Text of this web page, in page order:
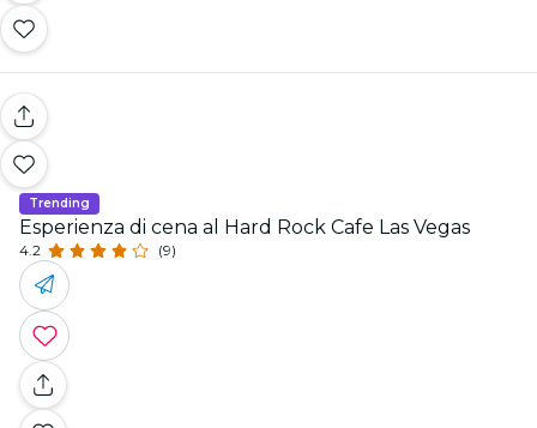
Trending
Esperienza di cena al Hard Rock Cafe Las Vegas
4.2 (9)